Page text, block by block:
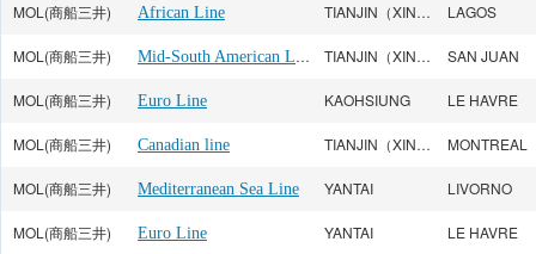
MOL(商船三井) African Line TIANJIN（XINGANG） LAGOS
MOL(商船三井) Mid-South American Line TIANJIN（XINGANG） SAN JUAN
MOL(商船三井) Euro Line KAOHSIUNG LE HAVRE
MOL(商船三井) Canadian line TIANJIN（XINGANG） MONTREAL
MOL(商船三井) Mediterranean Sea Line YANTAI LIVORNO
MOL(商船三井) Euro Line YANTAI LE HAVRE